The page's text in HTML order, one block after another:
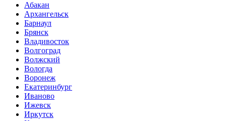
Абакан
Архангельск
Барнаул
Брянск
Владивосток
Волгоград
Волжский
Вологда
Воронеж
Екатеринбург
Иваново
Ижевск
Иркутск